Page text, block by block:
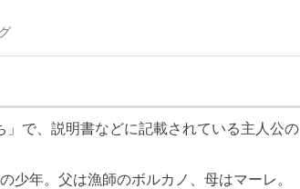
」で、説明書などに記載されている主人公の
少年。父は漁師のボルカノ、母はマーレ。